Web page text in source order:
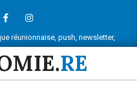
push, newsletter, vous saurez tout.
RE